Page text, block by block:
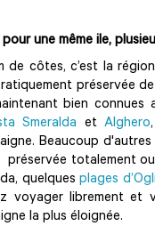
une même ile,
de côtes, c’est la
préservée
bien
Smeralda et Alghero
Beaucoup
totalement
quelquesplages
voyager librement et
la plus éloignée.